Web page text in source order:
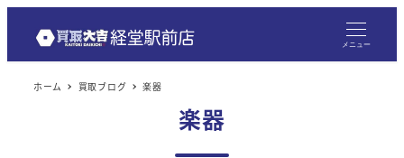
メニュー
ホーム 買取ブログ 楽器
楽器